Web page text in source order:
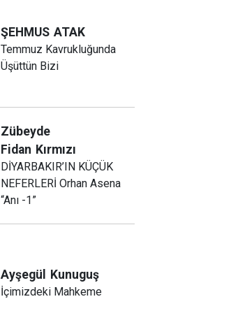
ŞEHMUS ATAK
Temmuz Kavrukluğunda
Üşüttün Bizi
Zübeyde
Fidan Kırmızı
DİYARBAKIR’IN KÜÇÜK
NEFERLERİ Orhan Asena
“Anı -1”
Ayşegül Kunuguş
İçimizdeki Mahkeme